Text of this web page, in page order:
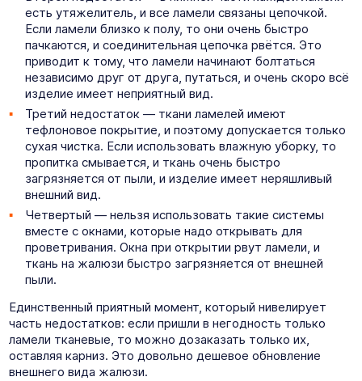
есть утяжелитель, и все ламели связаны цепочкой.
Если ламели близко к полу, то они очень быстро
пачкаются, и соединительная цепочка рвётся. Это
приводит к тому, что ламели начинают болтаться
независимо друг от друга, путаться, и очень скоро всё
изделие имеет неприятный вид.
Третий недостаток — ткани ламелей имеют
тефлоновое покрытие, и поэтому допускается только
сухая чистка. Если использовать влажную уборку, то
пропитка смывается, и ткань очень быстро
загрязняется от пыли, и изделие имеет неряшливый
внешний вид.
Четвертый — нельзя использовать такие системы
вместе с окнами, которые надо открывать для
проветривания. Окна при открытии рвут ламели, и
ткань на жалюзи быстро загрязняется от внешней
пыли.
Единственный приятный момент, который нивелирует
часть недостатков: если пришли в негодность только
ламели тканевые, то можно дозаказать только их,
оставляя карниз. Это довольно дешевое обновление
внешнего вида жалюзи.